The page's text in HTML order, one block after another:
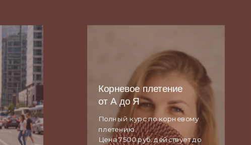
Корневое плетение
от А до Я
Полный курс по корневому
плетению.
Цена 7500 руб. действует до